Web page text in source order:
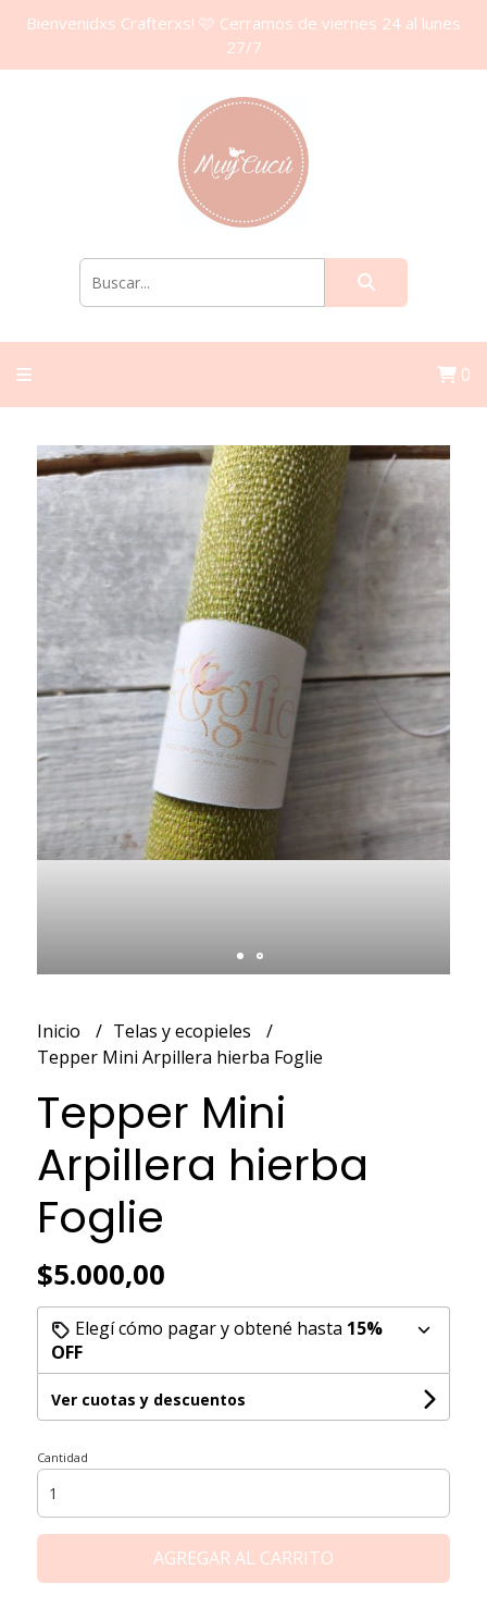
Bienvenidxs Crafterxs! 🩷 Cerramos de viernes 24 al lunes
27/7
0
Inicio
Telas y ecopieles
Tepper Mini Arpillera hierba Foglie
Tepper Mini
Arpillera hierba
Foglie
$5.000,00
Elegí cómo pagar y obtené hasta 15%
OFF
Ver cuotas y descuentos
Cantidad
AGREGAR AL CARRITO